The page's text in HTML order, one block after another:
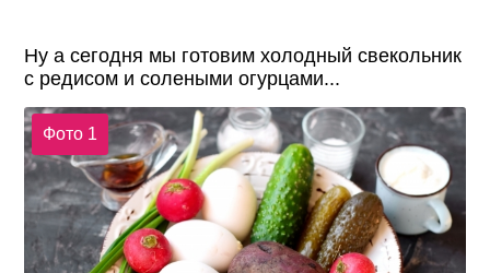
Ну а сегодня мы готовим холодный свекольник
с редисом и солеными огурцами...
Фото 1